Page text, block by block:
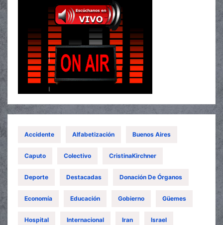
Accidente Alfabetización Buenos Aires
Caputo Colectivo CristinaKirchner
Deporte Destacadas Donación De Órganos
Economía Educación Gobierno Güemes
Hospital Internacional Iran Israel